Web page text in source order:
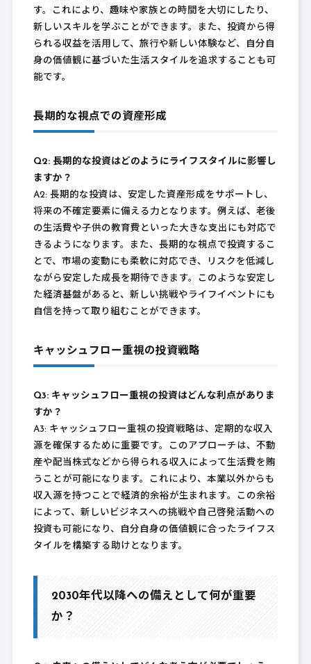
す。これにより、趣味や家族との時間を大切にしたり、
新しいスキルを学ぶことができます。また、投資から得
られる収益を活用して、旅行や新しい体験など、自分自
身の価値観に基づいた生活スタイルを追求することも可
能です。
長期的な視点での資産形成
Q2: 長期的な投資はどのようにライフスタイルに影響し
ますか？
A2: 長期的な投資は、安定した資産形成をサポートし、
将来の不確定要素に備える力となります。例えば、老後
の生活費や子供の教育費といった大きな支出にも対応で
きるようになります。また、長期的な視点で投資するこ
とで、市場の変動にも柔軟に対応でき、リスクを低減し
ながら安定した成長を期待できます。このような安定し
た経済基盤があると、新しい挑戦やライフイベントにも
自信を持って取り組むことができます。
キャッシュフロー重視の投資戦略
Q3: キャッシュフロー重視の投資はどんな利点がありま
すか？
A3: キャッシュフロー重視の投資戦略は、定期的な収入
源を確保するために重要です。このアプローチは、不動
産や配当株式などから得られる収入によって生活費を賄
うことが可能になります。これにより、本業以外からも
収入源を持つことで経済的余裕が生まれます。この余裕
によって、新しいビジネスへの挑戦や自己啓発活動への
投資も可能になり、自分自身の価値観に合ったライフス
タイルを構築する助けとなります。
2030年代以降への備えとして何が重要
か？